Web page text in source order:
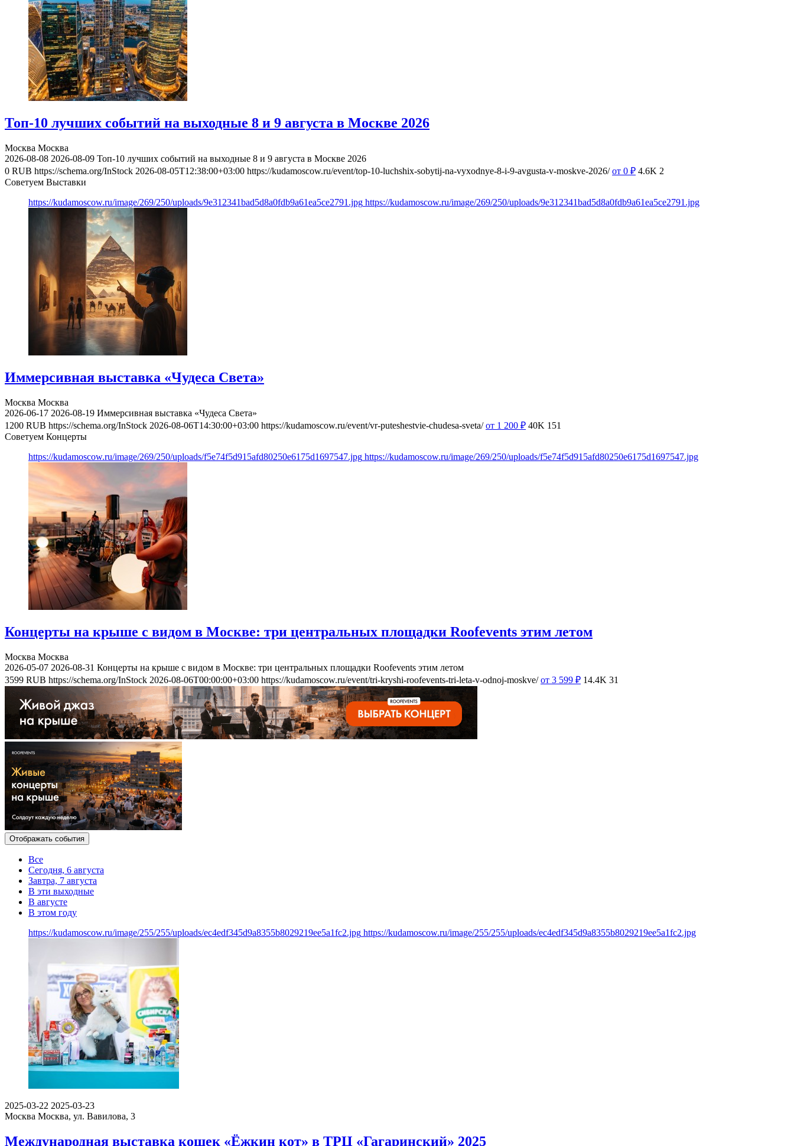
Топ-10 лучших событий на выходные 8 и 9 августа в Москве 2026
Москва Москва
2026-08-08 2026-08-09 Топ-10 лучших событий на выходные 8 и 9 августа в Москве 2026
0 RUB https://schema.org/InStock 2026-08-05T12:38:00+03:00 https://kudamoscow.ru/event/top-10-luchshix-sobytij-na-vyxodnye-8-i-9-avgusta-v-moskve-2026/ от 0 ₽ 4.6K 2
Советуем Выставки
https://kudamoscow.ru/image/269/250/uploads/9e312341bad5d8a0fdb9a61ea5ce2791.jpg https://kudamoscow.ru/image/269/250/uploads/9e312341bad5d8a0fdb9a61ea5ce2791.jpg
Иммерсивная выставка «Чудеса Света»
Москва Москва
2026-06-17 2026-08-19 Иммерсивная выставка «Чудеса Света»
1200 RUB https://schema.org/InStock 2026-08-06T14:30:00+03:00 https://kudamoscow.ru/event/vr-puteshestvie-chudesa-sveta/ от 1 200 ₽ 40K 151
Советуем Концерты
https://kudamoscow.ru/image/269/250/uploads/f5e74f5d915afd80250e6175d1697547.jpg https://kudamoscow.ru/image/269/250/uploads/f5e74f5d915afd80250e6175d1697547.jpg
Концерты на крыше с видом в Москве: три центральных площадки Roofevents этим летом
Москва Москва
2026-05-07 2026-08-31 Концерты на крыше с видом в Москве: три центральных площадки Roofevents этим летом
3599 RUB https://schema.org/InStock 2026-08-06T00:00:00+03:00 https://kudamoscow.ru/event/tri-kryshi-roofevents-tri-leta-v-odnoj-moskve/ от 3 599 ₽ 14.4K 31
Отображать события
Все
Сегодня, 6 августа
Завтра, 7 августа
В эти выходные
В августе
В этом году
https://kudamoscow.ru/image/255/255/uploads/ec4edf345d9a8355b8029219ee5a1fc2.jpg https://kudamoscow.ru/image/255/255/uploads/ec4edf345d9a8355b8029219ee5a1fc2.jpg
2025-03-22 2025-03-23
Москва Москва, ул. Вавилова, 3
Международная выставка кошек «Ёжкин кот» в ТРЦ «Гагаринский» 2025